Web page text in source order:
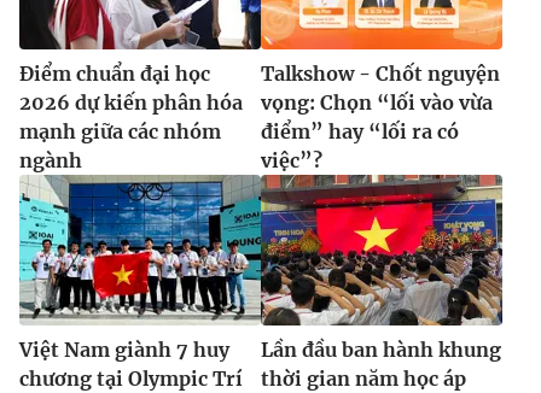
Điểm chuẩn đại học
2026 dự kiến phân hóa
mạnh giữa các nhóm
ngành
Talkshow - Chốt nguyện
vọng: Chọn “lối vào vừa
điểm” hay “lối ra có
việc”?
Việt Nam giành 7 huy
chương tại Olympic Trí
Lần đầu ban hành khung
thời gian năm học áp